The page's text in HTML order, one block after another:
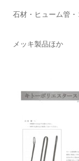
石材・ヒューム管
メッキ製品ほか